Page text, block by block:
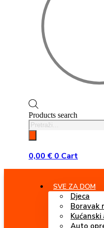
Products search
0,00€0Cart
SVE ZA DOM
Djeca
Boravak